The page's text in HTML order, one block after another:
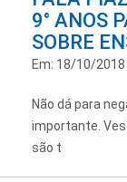
9° ANOS
SOBRE
Em: 18/10/2018
Não dá para
importante.
são t